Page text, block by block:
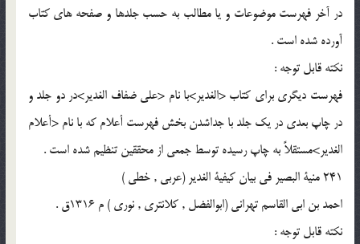
در آخر فهرست موضوعات و يا مطالب به حسب جلدها و صفحه هاى كتاب
آورده شده است .
نكته قابل توجه :
فهرست ديگرى براى كتاب <الغدير>با نام <على ضفاف الغدير>در دو جلد و
در چاپ بعدى در يك جلد با جداشدن بخش فهرست أعلام كه با نام <أعلام
الغدير>مستقلاً به چاپ رسيده توسط جمعى از محققين تنظيم شده است .
241 منية البصير فى بيان كيفية الغدير (عربى , خطى )
احمد بن ابى القاسم تهرانى (ابوالفضل , كلانترى , نورى ) م 1316ق .
نكته قابل توجه :